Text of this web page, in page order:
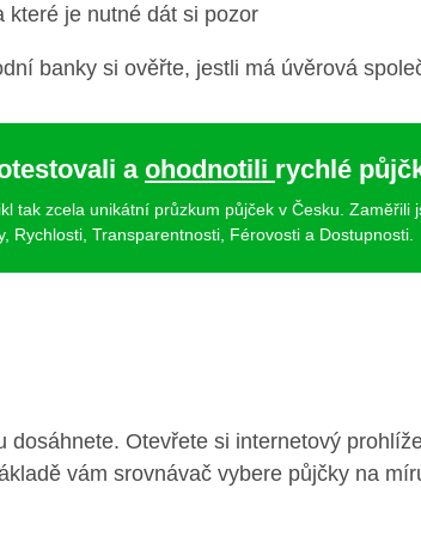
které je nutné dát si pozor
banky si ověřte, jestli má úvěrová
a ohodnotili rychlé
tak zcela unikátní průzkum půjček v Česku. Zaměřili
Rychlosti, Transparentnosti, Férovosti a Dostupnosti.
Otevřete si internetový
vám srovnávač vybere půjčky na